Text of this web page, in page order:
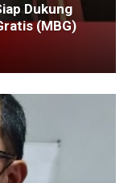
Dukung
(MBG)